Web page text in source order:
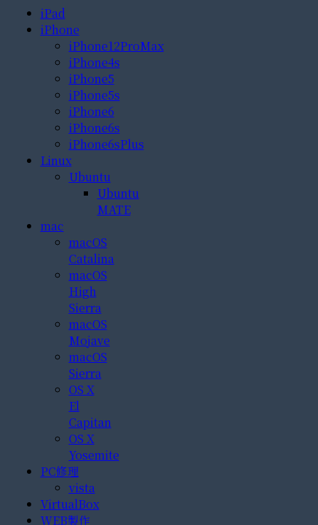
iPad
iPhone
iPhone12ProMax
iPhone4s
iPhone5
iPhone5s
iPhone6
iPhone6s
iPhone6sPlus
Linux
Ubuntu
Ubuntu
MATE
mac
macOS
Catalina
macOS
High
Sierra
macOS
Mojave
macOS
Sierra
OS X
El
Capitan
OS X
Yosemite
PC修理
vista
VirtualBox
WEB製作